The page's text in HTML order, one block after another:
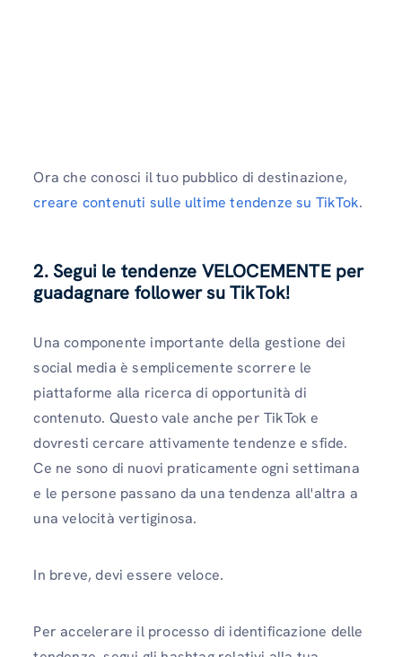
Ora che conosci il tuo pubblico di destinazione,
creare contenuti sulle ultime tendenze su TikTok.
2. Segui le tendenze VELOCEMENTE per
guadagnare follower su TikTok!
Una componente importante della gestione dei
social media è semplicemente scorrere le
piattaforme alla ricerca di opportunità di
contenuto. Questo vale anche per TikTok e
dovresti cercare attivamente tendenze e sfide.
Ce ne sono di nuovi praticamente ogni settimana
e le persone passano da una tendenza all'altra a
una velocità vertiginosa.
In breve, devi essere veloce.
Per accelerare il processo di identificazione delle